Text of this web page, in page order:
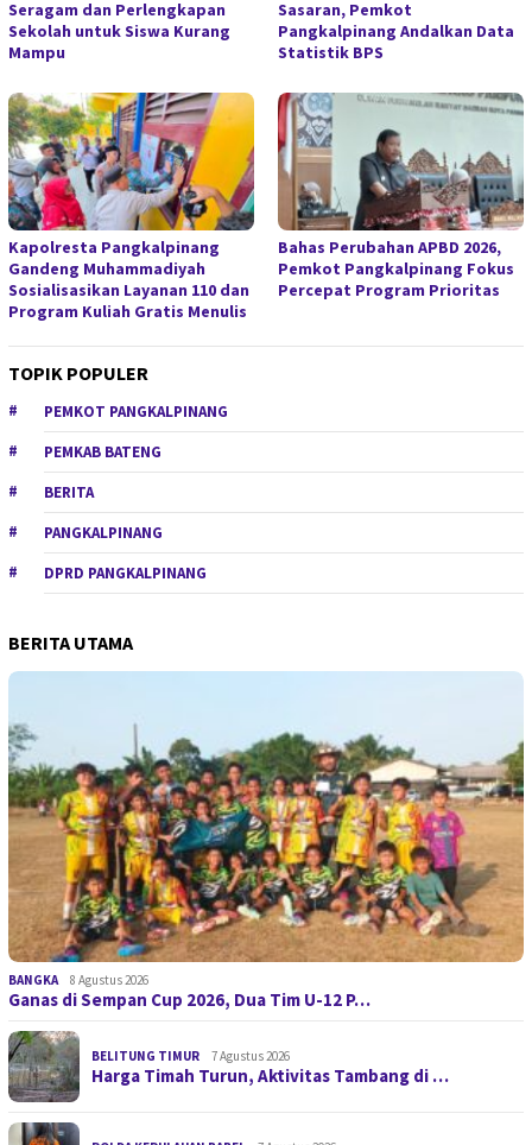
Seragam dan Perlengkapan
Sekolah untuk Siswa Kurang
Mampu
Sasaran, Pemkot
Pangkalpinang Andalkan Data
Statistik BPS
Kapolresta Pangkalpinang
Gandeng Muhammadiyah
Sosialisasikan Layanan 110 dan
Program Kuliah Gratis Menulis
Bahas Perubahan APBD 2026,
Pemkot Pangkalpinang Fokus
Percepat Program Prioritas
TOPIK POPULER
PEMKOT PANGKALPINANG
PEMKAB BATENG
BERITA
PANGKALPINANG
DPRD PANGKALPINANG
BERITA UTAMA
BANGKA 8 Agustus 2026
Ganas di Sempan Cup 2026, Dua Tim U-12 P…
BELITUNG TIMUR 7 Agustus 2026
Harga Timah Turun, Aktivitas Tambang di …